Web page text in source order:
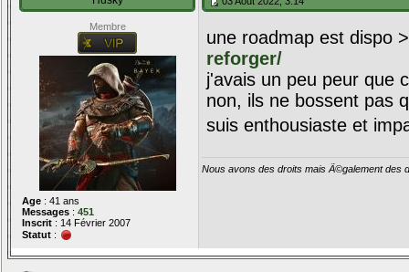
Membre
Age : 41 ans
Messages : 451
Inscrit : 14 Février 2007
Statut :
une roadmap est dispo
reforger/
j'avais un peu peur que
non, ils ne bossent pas
suis enthousiaste et
Nous avons des droits mais Ã©galement des